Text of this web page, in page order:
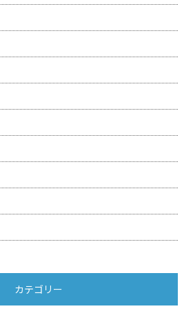
カテゴリー